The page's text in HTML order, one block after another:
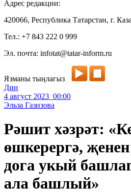
Адрес редакции:
420066, Республика Татарстан, г.
Тел.: +7 843 222 0 999
Эл. почта: infotat@tatar-inform.ru
Язманы тыңлагыз
Дин
4 август 2023 00:00
Эльза Газизова
Рәшит хәзрәт:
өшкерергә,
дога укый
ала башлый»